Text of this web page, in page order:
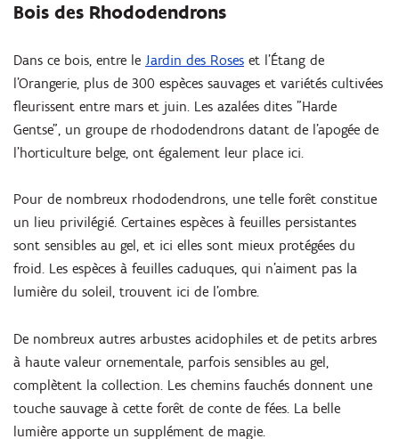
Bois des Rhododendrons
Dans ce bois, entre le Jardin des Roses et l'Étang de
l'Orangerie, plus de 300 espèces sauvages et variétés cultivées
fleurissent entre mars et juin. Les azalées dites "Harde
Gentse", un groupe de rhododendrons datant de l'apogée de
l'horticulture belge, ont également leur place ici.
Pour de nombreux rhododendrons, une telle forêt constitue
un lieu privilégié. Certaines espèces à feuilles persistantes
sont sensibles au gel, et ici elles sont mieux protégées du
froid. Les espèces à feuilles caduques, qui n'aiment pas la
lumière du soleil, trouvent ici de l'ombre.
De nombreux autres arbustes acidophiles et de petits arbres
à haute valeur ornementale, parfois sensibles au gel,
complètent la collection. Les chemins fauchés donnent une
touche sauvage à cette forêt de conte de fées. La belle
lumière apporte un supplément de magie.